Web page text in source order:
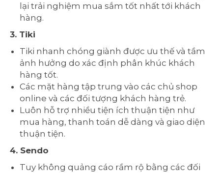
lại trải nghiệm mua sắm tốt nhất tới khách
hàng.
3. Tiki
Tiki nhanh chóng giành được ưu thế và tầm
ảnh hưởng do xác định phân khúc khách
hàng tốt.
Các mặt hàng tập trung vào các chủ shop
online và các đối tượng khách hàng trẻ.
Luôn hỗ trợ nhiều tiện ích thuận tiện như
mua hàng, thanh toán dễ dàng và giao diện
thuận tiện.
4. Sendo
Tuy không quảng cáo rầm rộ bằng các đối